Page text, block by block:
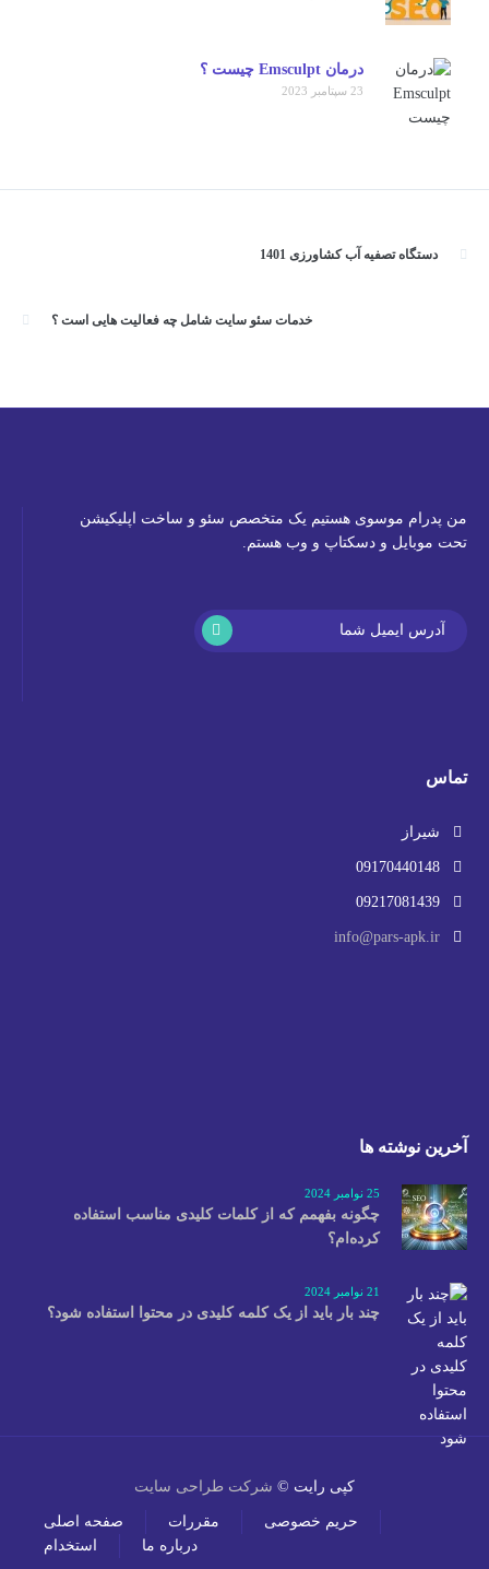
درمان Emsculpt چیست ؟
23 سپتامبر 2023
دستگاه تصفیه آب کشاورزی 1401
خدمات سئو سایت شامل چه فعالیت هایی است ؟
من پدرام موسوی هستیم یک متخصص سئو و ساخت اپلیکیشن
تحت موبایل و دسکتاپ و وب هستم.
تماس
شیراز
09170440148
09217081439
info@pars-apk.ir
آخرین نوشته ها
25 نوامبر 2024
چگونه بفهمم که از کلمات کلیدی مناسب استفاده
کرده‌ام؟
21 نوامبر 2024
چند بار باید از یک کلمه کلیدی در محتوا استفاده شود؟
کپی رایت © شرکت طراحی سایت
صفحه اصلی مقررات
حریم خصوصی
استخدام
درباره ما